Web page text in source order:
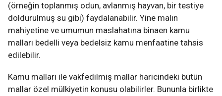
(örneğin toplanmış odun, avlanmış hayvan, bir testiye
doldurulmuş su gibi) faydalanabilir. Yine malın
mahiyetine ve umumun maslahatına binaen kamu
malları bedelli veya bedelsiz kamu menfaatine tahsis
edilebilir.
Kamu malları ile vakfedilmiş mallar haricindeki bütün
mallar özel mülkiyetin konusu olabilirler. Bununla birlikte